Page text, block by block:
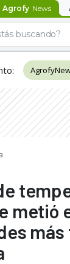
Agrofy News
:
metió